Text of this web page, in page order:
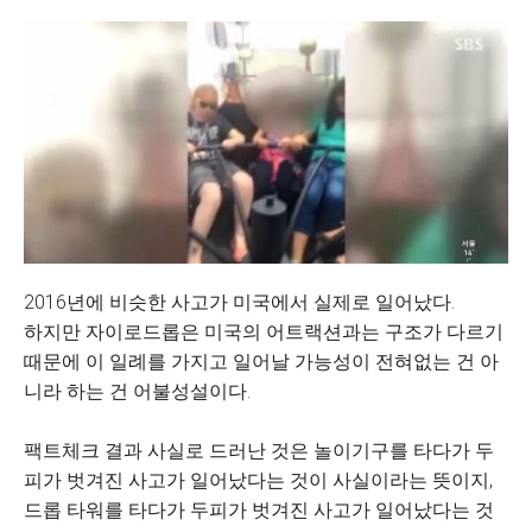
2016년에 비슷한 사고가 미국에서 실제로 일어났다.
하지만 자이로드롭은 미국의 어트랙션과는 구조가 다르기
때문에 이 일례를 가지고 일어날 가능성이 전혀없는 건 아
니라 하는 건 어불성설이다.
팩트체크 결과 사실로 드러난 것은 놀이기구를 타다가 두
피가 벗겨진 사고가 일어났다는 것이 사실이라는 뜻이지,
드롭 타워를 타다가 두피가 벗겨진 사고가 일어났다는 것